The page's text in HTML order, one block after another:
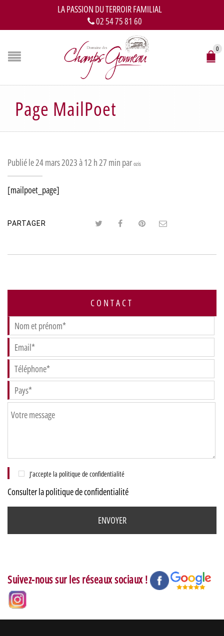
LA PASSION DU TERROIR FAMILIAL
02 54 75 81 60
0
Page MailPoet
Publié le 24 mars 2023 à 12 h 27 min parozis
[mailpoet_page]
PARTAGER
CONTACT
J’accepte la politique de confidentialité
Consulter la politique de confidentialité
Suivez-nous sur les réseaux sociaux !